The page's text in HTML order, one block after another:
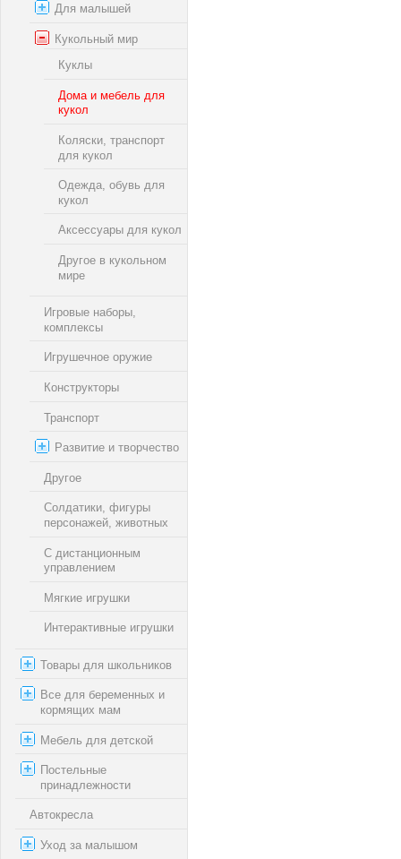
Для малышей
Кукольный мир
Куклы
Дома и мебель для
кукол
Коляски, транспорт
для кукол
Одежда, обувь для
кукол
Аксессуары для кукол
Другое в кукольном
мире
Игровые наборы,
комплексы
Игрушечное оружие
Конструкторы
Транспорт
Развитие и творчество
Другое
Солдатики, фигуры
персонажей, животных
С дистанционным
управлением
Мягкие игрушки
Интерактивные игрушки
Товары для школьников
Все для беременных и
кормящих мам
Мебель для детской
Постельные
принадлежности
Автокресла
Уход за малышом